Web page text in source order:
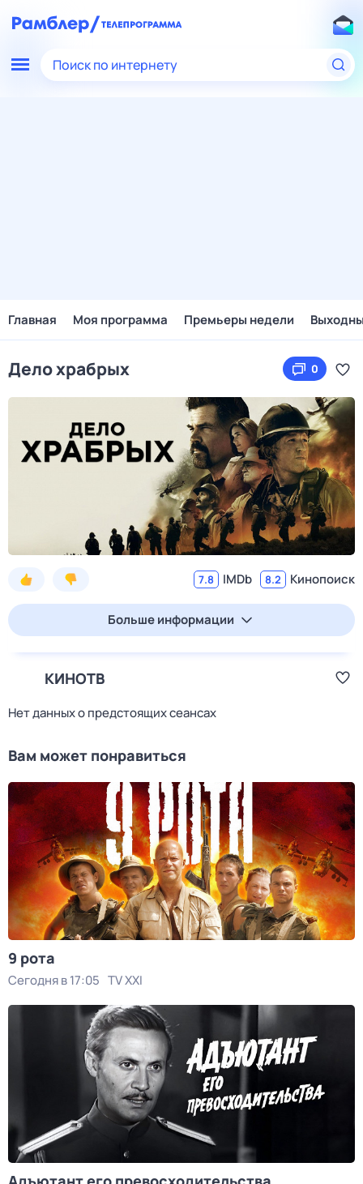
Поиск по интернету
Главная Моя программа Премьеры недели
Дело храбрых 0
7.8 IMDb 8.2 Кинопоиск
Больше информации
КИНОТВ
Нет данных о предстоящих сеансах
Вам может понравиться
9 рота
Сегодня в 17:05 TV XXI